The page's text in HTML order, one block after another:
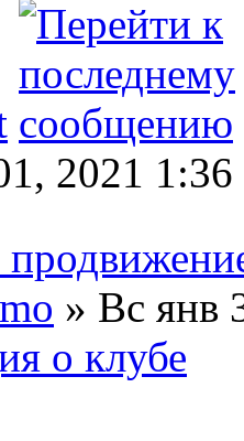
2021 1:36
» Вс янв
о клубе